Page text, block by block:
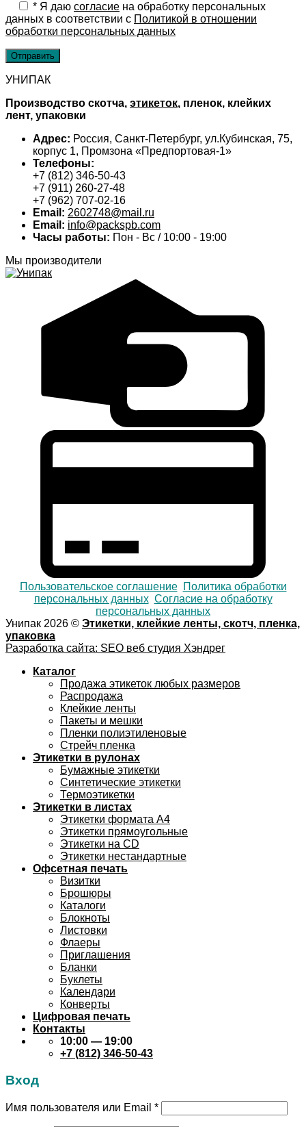
* Я даю cогласие на обработку персональных
данных в соответствии с Политикой в отношении
обработки персональных данных
УНИПАК
Производство скотча, этикеток, пленок, клейких
лент, упаковки
Адрес: Россия, Санкт-Петербург, ул.Кубинская, 75,
корпус 1, Промзона «Предпортовая-1»
Телефоны:
+7 (812) 346-50-43
+7 (911) 260-27-48
+7 (962) 707-02-16
Email: 2602748@mail.ru
Email: info@packspb.com
Часы работы: Пон - Вс / 10:00 - 19:00
Мы производители
Пользовательское соглашение
Политика обработки
персональных данных Согласие на обработку
персональных данных
Унипак 2026 © Этикетки, клейкие ленты, скотч, пленка,
упаковка
Разработка сайта: SEO веб студия Хэндрег
Каталог
Продажа этикеток любых размеров
Распродажа
Клейкие ленты
Пакеты и мешки
Пленки полиэтиленовые
Стрейч пленка
Этикетки в рулонах
Бумажные этикетки
Синтетические этикетки
Термоэтикетки
Этикетки в листах
Этикетки формата А4
Этикетки прямоугольные
Этикетки на CD
Этикетки нестандартные
Офсетная печать
Визитки
Брошюры
Каталоги
Блокноты
Листовки
Флаеры
Приглашения
Бланки
Буклеты
Календари
Конверты
Цифровая печать
Контакты
10:00 — 19:00
+7 (812) 346-50-43
Вход
Имя пользователя или Email *